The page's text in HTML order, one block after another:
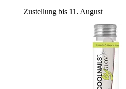
Zustellung bis 11. August